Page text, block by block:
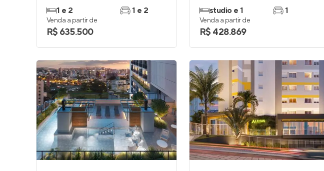
1 e 2
1 e 2
Venda a partir de
R$ 635.500
studio e 1
1
Venda a partir de
R$ 428.869